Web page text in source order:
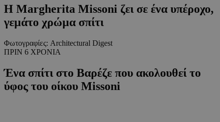
Η Margherita Missoni ζει σε ένα υπέροχο,
γεμάτο χρώμα σπίτι
Φωτογραφίες: Architectural Digest
ΠΡΙΝ 6 ΧΡΟΝΙΑ
Ένα σπίτι στο Βαρέζε που ακολουθεί το
ύφος του οίκου Missoni